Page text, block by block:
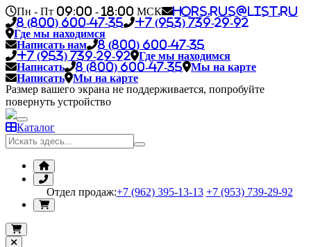
Пн - Пт 09:00 - 18:00 МСК
hors.rus@list.ru
8 (800) 600-47-35
+7 (953) 739-29-92
Где мы находимся
Написать нам
8 (800) 600-47-35
+7 (953) 739-29-92
Где мы находимся
Написать
8 (800) 600-47-35
Мы на карте
Написать
Мы на карте
Размер вашего экрана не поддерживается, попробуйте
повернуть устройство
Каталог
Отдел продаж:+7 (962) 395-13-13 +7 (953) 739-29-92